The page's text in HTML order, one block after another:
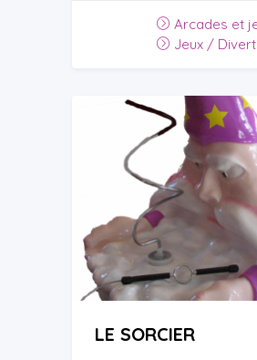
Arcades et
Jeux /
LE SORCIER